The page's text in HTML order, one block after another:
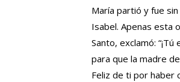
María partió y fue
Isabel. Apenas esta
Santo, exclamó:
para que la madre
Feliz de ti por haber